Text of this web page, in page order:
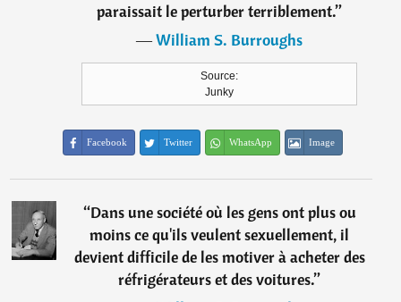
paraissait le perturber terriblement.”
―William S. Burroughs
Source:
Junky
Facebook Twitter WhatsApp Image
“Dans une société où les gens ont plus ou
moins ce qu'ils veulent sexuellement, il
devient difficile de les motiver à acheter des
réfrigérateurs et des voitures.”